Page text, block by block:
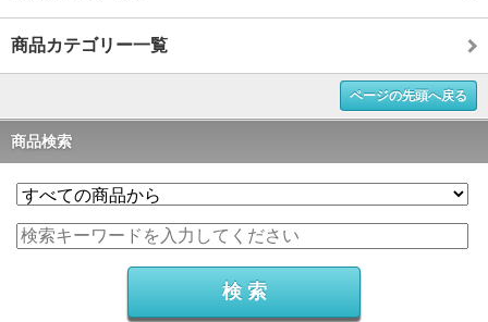
商品カテゴリー一覧
ページの先頭へ戻る
商品検索